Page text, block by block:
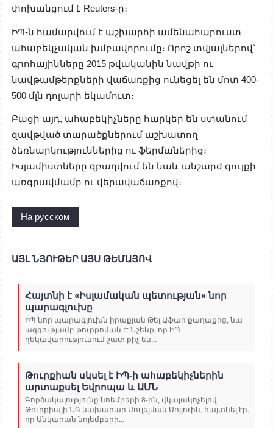
փոխանցում է Reuters-ը։
ԻՊ-ն համարվում է աշխարհի ամենահարուստ
ահաբեկչական խմբավորումը։ Որոշ տվյալներով՝
գրոհայինները 2015 թվականին նավթի ու
նավթամթերքների վաճառքից ունեցել են մոտ 400-
500 մլն դոլարի եկամուտ։
Բացի այդ, ահաբեկիչները հարկեր են ստանում
զավթված տարածքներում աշխատող
ձեռնարկություններից ու ֆերմաներից։
Իսլամիստները զբաղվում են նաև անշարժ գույքի
առգրավմամբ ու վերավաճառքով։
На русском
ԱՅԼ ՆՅՈՒԹԵՐ ԱՅՍ ԹԵՄԱՅՈՎ
Հայտնի է «Իսլամական պետության» նոր
պարագլուխը
ԻՊ նոր պարագլուխն իրաքյան Թել Աֆար քաղաքից, նա
ազգությամբ թուրքոման է: Նշենք, որ ԻՊ
ղեկավարությունում շատ քիչ են...
Թուրքիան սկսել է ԻՊ-ի ահաբեկիչներին
արտաքսել Եվրոպա և ԱՄՆ
Գործակալությունը նոեմբերի 8-ին, վկայակոչելով
Թուրքիայի ՆԳ նախարար Սուլեյման Սոյլուին, հայտնել էր,
որ Անկարան նոյեմբերի...